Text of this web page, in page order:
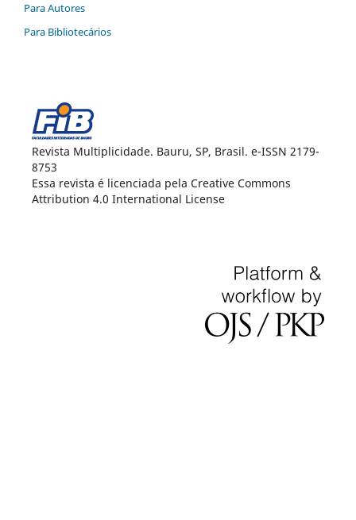
Para Autores
Para Bibliotecários
Revista Multiplicidade. Bauru, SP, Brasil. e-ISSN 2179-
8753
Essa revista é licenciada pela Creative Commons
Attribution 4.0 International License